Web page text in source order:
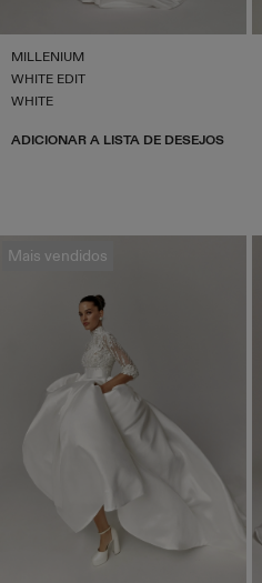
MILLENIUM
WHITE EDIT
WHITE
ADICIONAR A LISTA DE DESEJOS
Mais vendidos